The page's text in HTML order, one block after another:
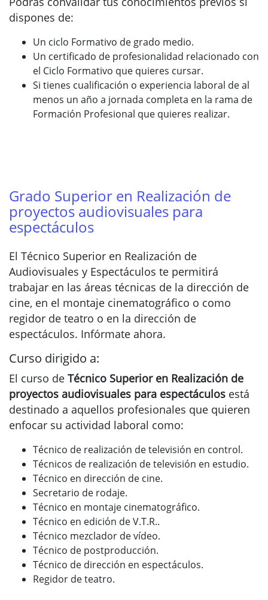
dispones de:
Un ciclo Formativo de grado medio.
Un certificado de profesionalidad relacionado con
el Ciclo Formativo que quieres cursar.
Si tienes cualificación o experiencia laboral de al
menos un año a jornada completa en la rama de
Formación Profesional que quieres realizar.
Grado Superior en Realización de
proyectos audiovisuales para
espectáculos
El Técnico Superior en Realización de
Audiovisuales y Espectáculos te permitirá
trabajar en las áreas técnicas de la dirección de
cine, en el montaje cinematográfico o como
regidor de teatro o en la dirección de
espectáculos. Infórmate ahora.
Curso dirigido a:
El curso de Técnico Superior en Realización de
proyectos audiovisuales para espectáculos está
destinado a aquellos profesionales que quieren
enfocar su actividad laboral como:
Técnico de realización de televisión en control.
Técnicos de realización de televisión en estudio.
Técnico en dirección de cine.
Secretario de rodaje.
Técnico en montaje cinematográfico.
Técnico en edición de V.T.R..
Técnico mezclador de vídeo.
Técnico de postproducción.
Técnico de dirección en espectáculos.
Regidor de teatro.